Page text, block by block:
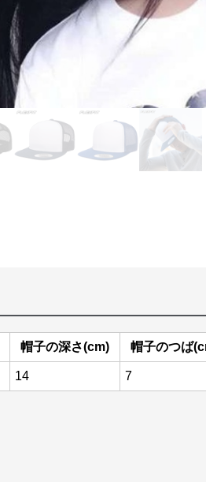
帽子の深さ(cm) 帽子のつば
14 7